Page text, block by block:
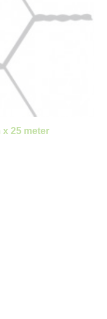
x 25 meter